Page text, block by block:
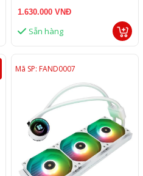
WARFRAME 240 WHITE
1.630.000 VNĐ
Sẵn hàng
Mã SP: FAND0007